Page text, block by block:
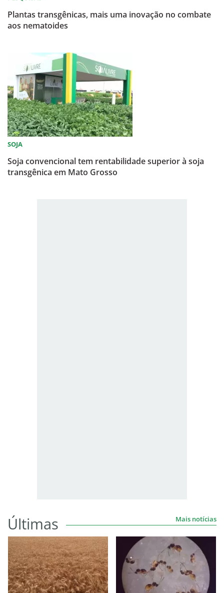
Plantas transgênicas, mais uma inovação no combate
aos nematoides
SOJA
Soja convencional tem rentabilidade superior à soja
transgênica em Mato Grosso
Últimas Mais notícias